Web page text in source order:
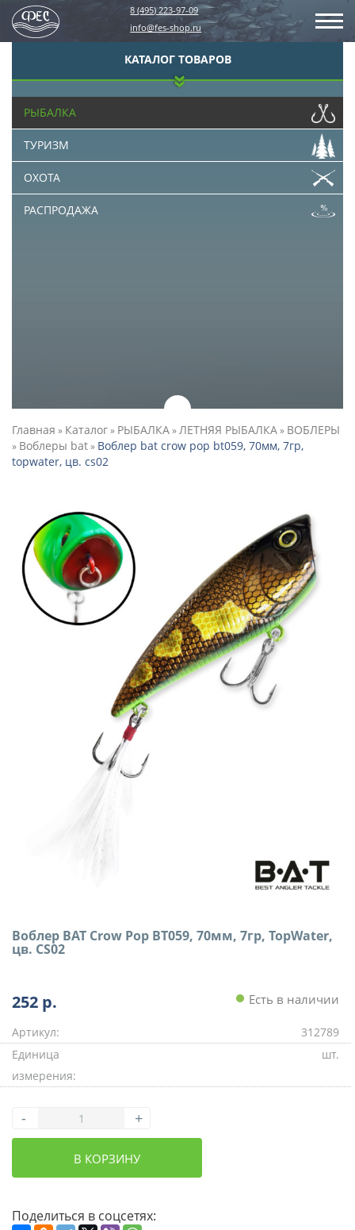
8 (495) 223-97-09
info@fes-shop.ru
КАТАЛОГ ТОВАРОВ
РЫБАЛКА
ТУРИЗМ
ОХОТА
РАСПРОДАЖА
Главная » Каталог» РЫБАЛКА»ЛЕТНЯЯ РЫБАЛКА» ВОБЛЕРЫ
» Воблеры bat» Воблер bat crow pop bt059, 70мм, 7гр,
topwater, цв. cs02
Воблер BAT Crow Pop BT059, 70мм, 7гр, TopWater,
цв. CS02
252 р. Есть в наличии
Артикул:
312789
Единица
измерения:
шт.
- +
В КОРЗИНУ
Поделиться в соцсетях: